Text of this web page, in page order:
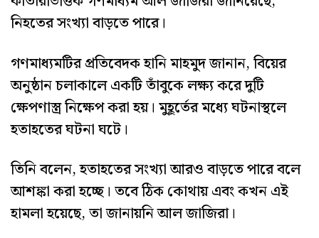
নিহতের সংখ্যা বাড়তে পারে।
গণমাধ্যমটির প্রতিবেদক হানি মাহমুদ জানান, বিয়ের
অনুষ্ঠান চলাকালে একটি তাঁবুকে লক্ষ্য করে দুটি
ক্ষেপণাস্ত্র নিক্ষেপ করা হয়। মুহূর্তের মধ্যে ঘটনাস্থলে
হতাহতের ঘটনা ঘটে।
তিনি বলেন, হতাহতের সংখ্যা আরও বাড়তে পারে বলে
আশঙ্কা করা হচ্ছে। তবে ঠিক কোথায় এবং কখন এই
হামলা হয়েছে, তা জানায়নি আল জাজিরা।